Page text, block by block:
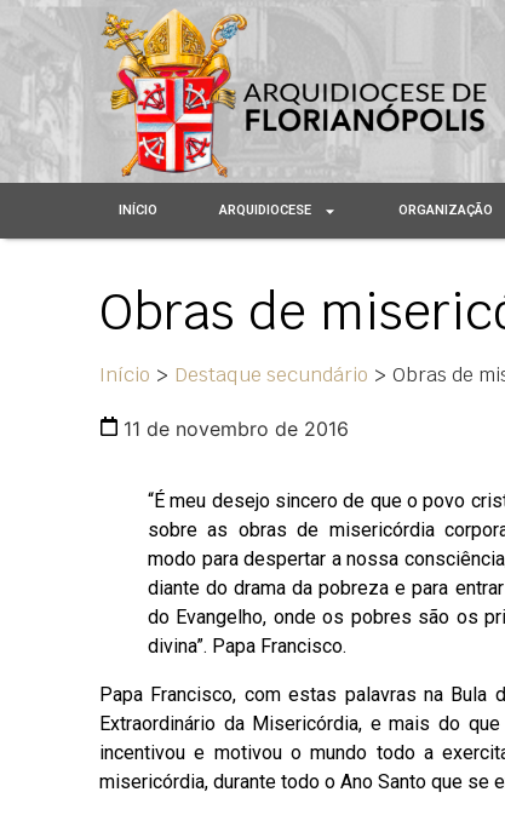
INÍCIO ARQUIDIOCESE ORGANIZAÇÃO
Obras de
Início > Destaque secundário > Obras de
11 de novembro de 2016
“É meu desejo sincero de que o povo
sobre as obras de misericórdia
modo para despertar a nossa
diante do drama da pobreza e para
do Evangelho, onde os pobres são os
divina”. Papa Francisco.
Papa Francisco, com estas palavras na Bula
Extraordinário da Misericórdia, e mais do
incentivou e motivou o mundo todo a
misericórdia, durante todo o Ano Santo que se